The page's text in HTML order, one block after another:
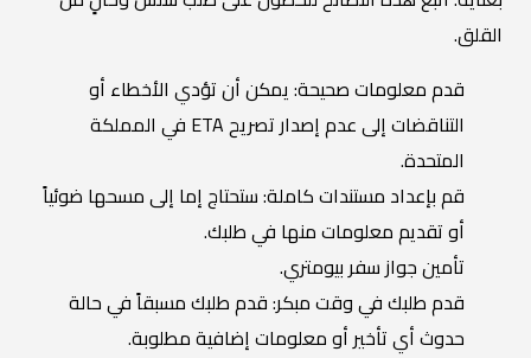
القلق.
قدم معلومات صحيحة: يمكن أن تؤدي الأخطاء أو
التناقضات إلى عدم إصدار تصريح ETA في المملكة
المتحدة.
قم بإعداد مستندات كاملة: ستحتاج إما إلى مسحها ضوئياً
أو تقديم معلومات منها في طلبك.
تأمين جواز سفر بيومتري.
قدم طلبك في وقت مبكر: قدم طلبك مسبقاً في حالة
حدوث أي تأخير أو معلومات إضافية مطلوبة.